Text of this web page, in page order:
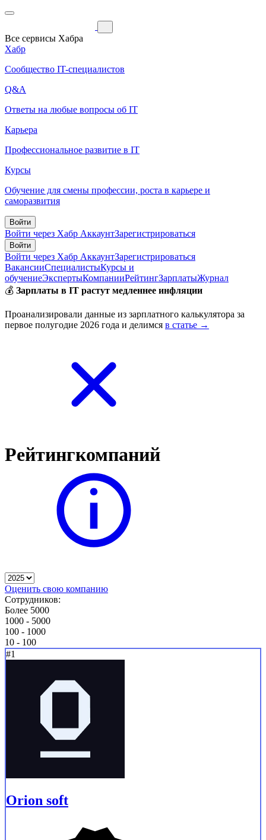
Все сервисы Хабра
Хабр
Сообщество IT-специалистов
Q&A
Ответы на любые вопросы об IT
Карьера
Профессиональное развитие в IT
Курсы
Обучение для смены профессии, роста в карьере и
саморазвития
Войти
Войти через Хабр АккаунтЗарегистрироваться
Войти
Войти через Хабр АккаунтЗарегистрироваться
ВакансииСпециалистыКурсы и
обучениеЭкспертыКомпанииРейтингЗарплатыЖурнал
💰 Зарплаты в IT растут медленнее инфляции
Проанализировали данные из зарплатного калькулятора за
первое полугодие 2026 года и делимся в статье →
Рейтингкомпаний
Оценить свою компанию
Сотрудников:
Более 5000
1000 - 5000
100 - 1000
10 - 100
#1
Orion soft